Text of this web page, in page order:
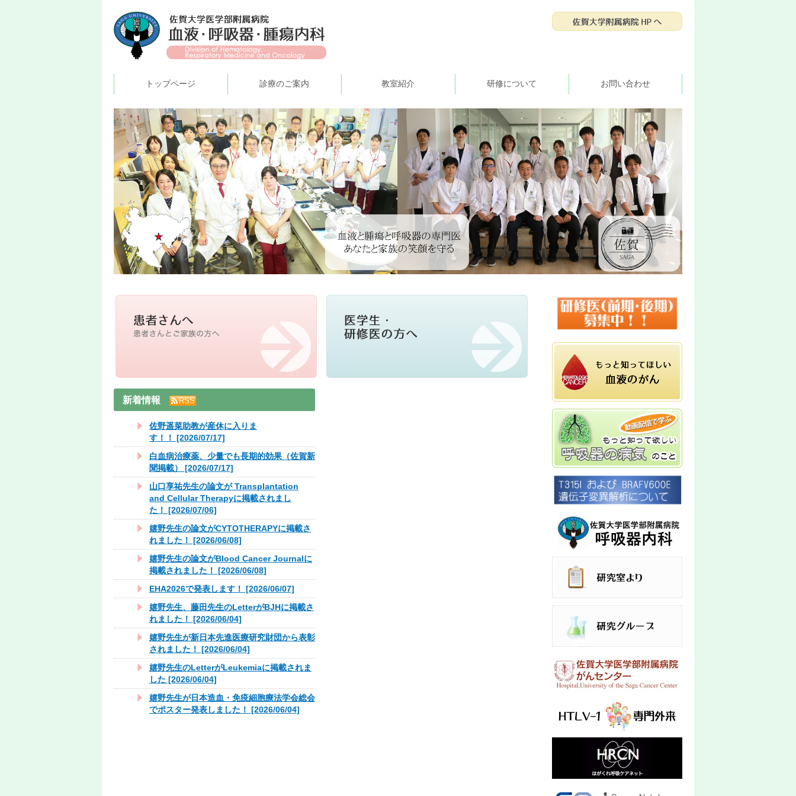
トップページ 診療のご案内 教室紹介 研修について お問い合わせ
新着情報 RSS
佐野遥菜助教が産休に入りま
す！！ [2026/07/17]
白血病治療薬、少量でも長期的効果（佐賀新
聞掲載） [2026/07/17]
山口享祐先生の論文が Transplantation
and Cellular Therapyに掲載されまし
た！ [2026/07/06]
嬉野先生の論文がCYTOTHERAPYに掲載さ
れました！ [2026/06/08]
嬉野先生の論文がBlood Cancer Journalに
掲載されました！ [2026/06/08]
EHA2026で発表します！ [2026/06/07]
嬉野先生、藤田先生のLetterがBJHに掲載さ
れました！ [2026/06/04]
嬉野先生が新日本先進医療研究財団から表彰
されました！ [2026/06/04]
嬉野先生のLetterがLeukemiaに掲載されま
した [2026/06/04]
嬉野先生が日本造血・免疫細胞療法学会総会
でポスター発表しました！ [2026/06/04]